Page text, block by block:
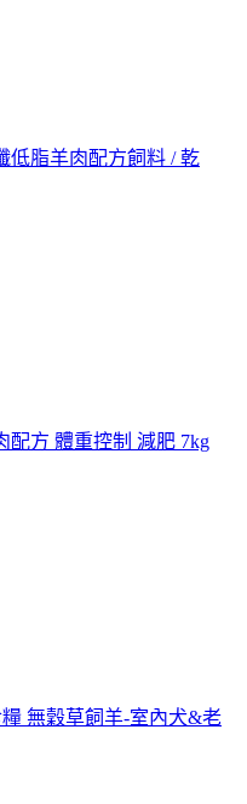
低脂羊肉配方飼料 / 乾
配方 體重控制 減肥 7kg
糧 無穀草飼羊-室內犬&老